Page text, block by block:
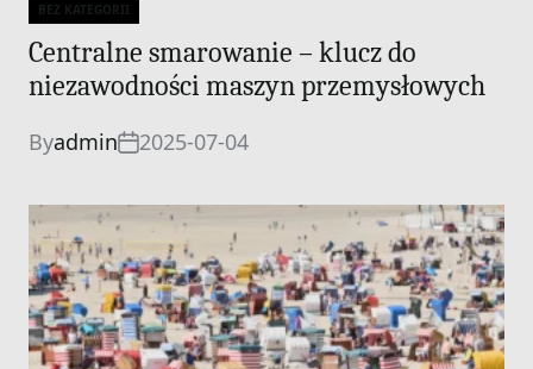
Categories
BEZ KATEGORII
Centralne smarowanie – klucz do
niezawodności maszyn przemysłowych
Byadmin 2025-07-04